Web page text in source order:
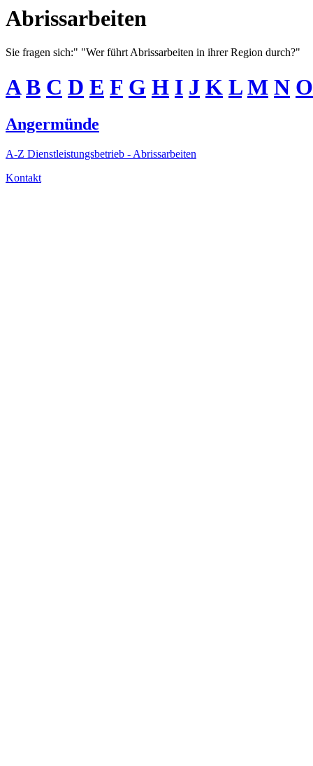
Abrissarbeiten
Sie fragen sich:" "Wer führt Abrissarbeiten in ihrer Region durch?"
A B C D E F G H I J K L M N O
Angermünde
A-Z Dienstleistungsbetrieb - Abrissarbeiten
Kontakt